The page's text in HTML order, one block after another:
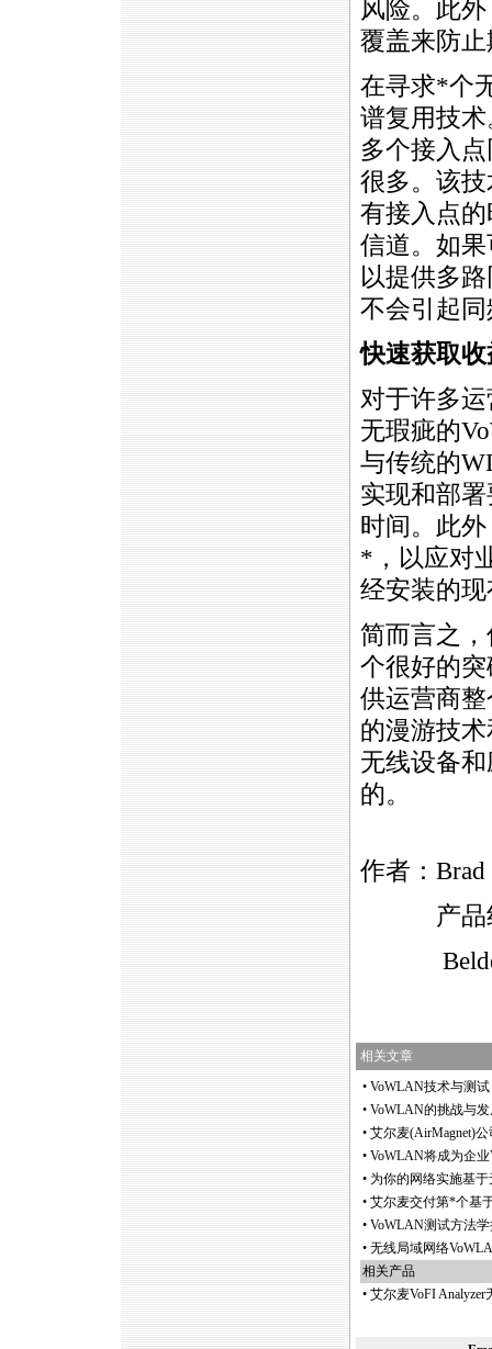
风险。此
覆盖来防
在寻求*个
谱复用技
多个接入
很多。该
有接入点
信道。如
以提供多
不会引起
快速获取收
对于许多
无瑕疵的
与传统的
实现和部
时间。此
* ，以应对
经安装的
简而言之
个很好的
供运营商
的漫游技
无线设备
的。
作者：Brad
产品
相关文章
• VoWLAN技术与测试
• VoWLAN的挑战与
• 艾尔麦(AirMagnet)公
• VoWLAN将成为企
• 为你的网络实施基
• 艾尔麦交付第*个基
• VoWLAN测试方法
• 无线局域网络
相关产品
• 艾尔麦VoFI